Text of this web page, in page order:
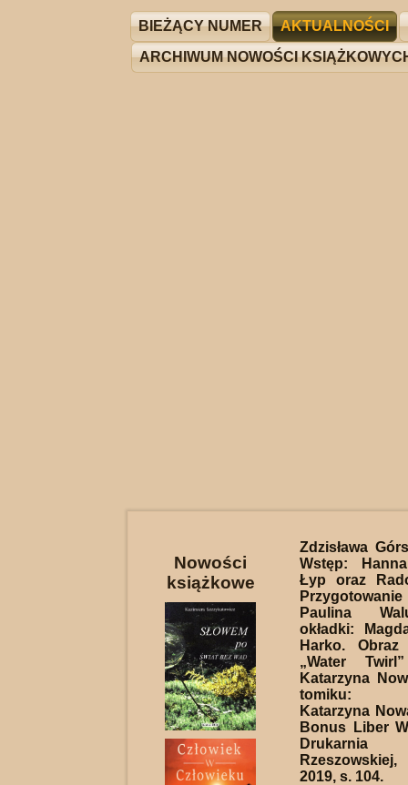
BIEŻĄCY NUMER AKTUALNOŚCI
ARCHIWUM NOWOŚCI
Nowości
książkowe
Zdzisława
Wstęp:
Łyp oraz
Paulina
okładki:
Harko.
„Water
Katarzyna
tomiku:
Katarzyna
Bonus Liber
2019, s. 104.